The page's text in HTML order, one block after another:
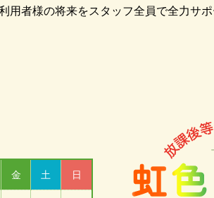
用者様の将来をスタッフ全員で全力サ
金 土 日